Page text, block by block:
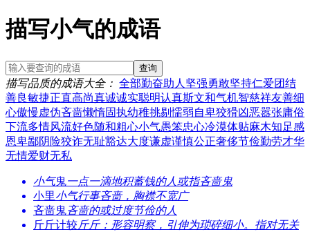
描写小气的成语
查询
描写品质的成语大全： 全部勤奋助人 坚强勇敢坚持仁爱团结
善良敏捷正直高尚真诚诚实聪明认真斯文和气机智慈祥友善细
心傲慢 虚伪吝啬懒惰固执幼稚挑剔懦弱自卑狡猾凶恶嚣张庸俗
下流多情风流好色随和粗心小气愚笨忠心冷漠体贴麻木知足感
恩卑鄙阴险狡诈无耻豁达大度谦虚谨慎公正奢侈节俭勤劳才华
无情爱财无私
小气鬼一点一滴地积蓄钱的人或指吝啬鬼
小里小气行事吝啬，胸襟不宽广
吝啬鬼吝啬的或过度节俭的人
斤斤计较斤斤：形容明察，引伸为琐碎细小。指对无关